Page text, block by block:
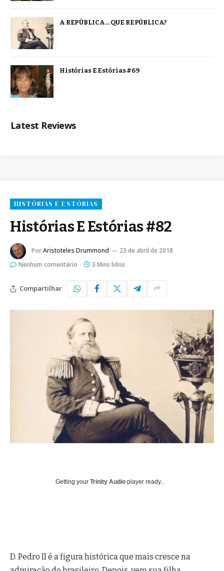
A REPÚBLICA… QUE REPÚBLICA?
Histórias E Estórias #69
Latest Reviews
HISTÓRIAS E ESTÓRIAS
Histórias E Estórias #82
PorAristoteles Drummond
23 de abril de 2018
Nenhum comentário
3 Mins lidos
Compartilhar
Getting your Trinity Audio player ready...
D. Pedro II é a figura histórica que mais cresce na